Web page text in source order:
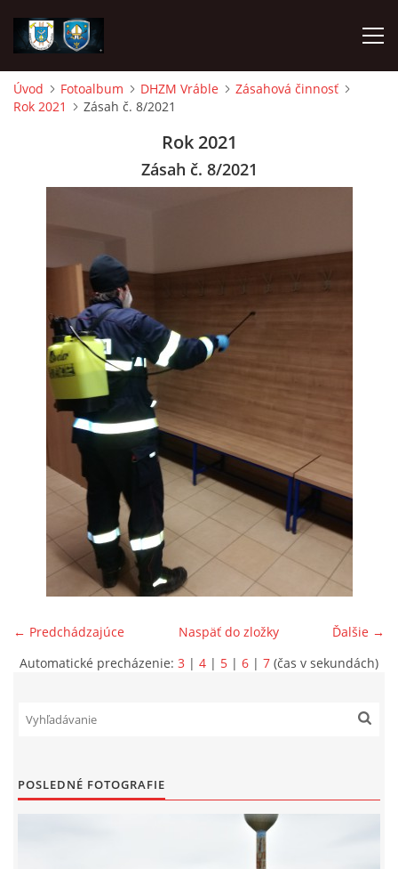
ÚVOD
DHZM VRÁBLE
AKO SA STAŤ ČLENOM
FOTOALBUM
SPONZORI
KONTAKTY
© 2026 eStránky.sk
Úvod Fotoalbum DHZM Vráble
Zásahová činnosť
Rok 2021
Zásah č. 8/2021
Rok 2021
Zásah č. 8/2021
← Predchádzajúce Ďalšie →
Naspäť do zložky
Automatické precházenie: 3 | 4 | 5 | 6 | 7 (čas v sekundách)
POSLEDNÉ FOTOGRAFIE